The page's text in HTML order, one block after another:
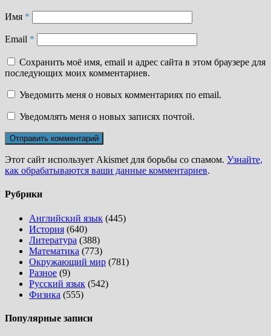
Имя *
Email *
Сохранить моё имя, email и адрес сайта в этом браузере для
последующих моих комментариев.
Уведомить меня о новых комментариях по email.
Уведомлять меня о новых записях почтой.
Этот сайт использует Akismet для борьбы со спамом. Узнайте,
как обрабатываются ваши данные комментариев.
Рубрики
Английский язык (445)
История (640)
Литература (388)
Математика (773)
Окружающий мир (781)
Разное (9)
Русский язык (542)
Физика (555)
Популярные записи